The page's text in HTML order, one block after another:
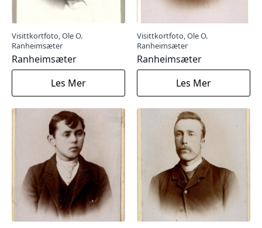
Visittkortfoto, Ole O.
Ranheimsæter
Ranheimsæter
Les Mer
Visittkortfoto, Ole O.
Ranheimsæter
Ranheimsæter
Les Mer